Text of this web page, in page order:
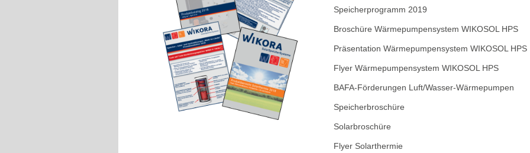
Speicherprogramm 2019
Broschüre Wärmepumpensystem WIKOSOL HPS
Präsentation Wärmepumpensystem WIKOSOL HPS
Flyer Wärmepumpensystem WIKOSOL HPS
BAFA-Förderungen Luft/Wasser-Wärmepumpen
Speicherbroschüre
Solarbroschüre
Flyer Solarthermie